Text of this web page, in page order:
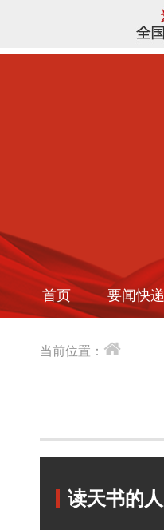
首页 要闻快递
当前位置：
读天书的人